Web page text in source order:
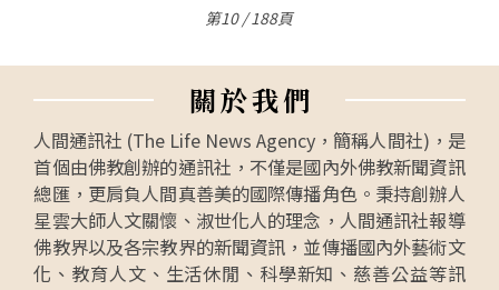
第10 / 188頁
關於我們
人間通訊社 (The Life News Agency，簡稱人間社)，是
首個由佛教創辦的通訊社，不僅是國內外佛教新聞資訊
總匯，更肩負人間真善美的國際傳播角色。秉持創辦人
星雲大師人文關懷、淑世化人的理念，人間通訊社報導
佛教界以及各宗教界的新聞資訊，並傳播國內外藝術文
化、教育人文、生活休閒、科學新知、慈善公益等訊